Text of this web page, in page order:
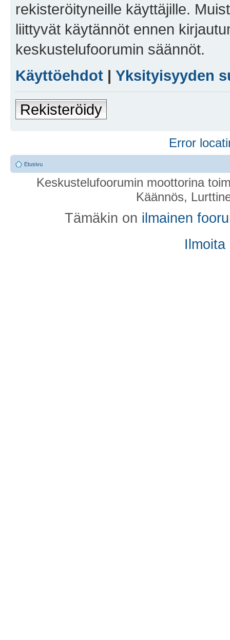
rekisteröityneille käyttäjille.
liittyvät käytännöt ennen
keskustelufoorumin säännöt.
Käyttöehdot | Yksityisyyden
Rekisteröidy
Error
Etusivu
Keskustelufoorumin moottorina
Käännös,
Tämäkin on ilmainen